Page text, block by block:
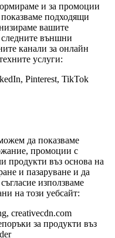
и за промоции
подходящи
вашите
външни
канали за онлайн
услуги:
Pinterest, TikTok
да показваме
промоции с
продукти въз основа на
и пазаруване и да
използваме
на този уебсайт:
creativecdn.com
за продукти въз